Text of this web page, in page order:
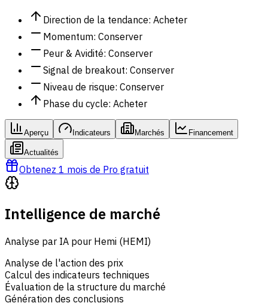
Direction de la tendance: Acheter
Momentum: Conserver
Peur & Avidité: Conserver
Signal de breakout: Conserver
Niveau de risque: Conserver
Phase du cycle: Acheter
Aperçu Indicateurs Marchés Financement
Actualités
Obtenez 1 mois de Pro gratuit
Intelligence de marché
Analyse par IA pour Hemi (HEMI)
Analyse de l'action des prix
Calcul des indicateurs techniques
Évaluation de la structure du marché
Génération des conclusions